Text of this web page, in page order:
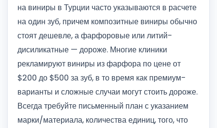
на виниры в Турции часто указываются в расчете
на один зуб, причем композитные виниры обычно
стоят дешевле, а фарфоровые или литий-
дисиликатные — дороже. Многие клиники
рекламируют виниры из фарфора по цене от
$200 до $500 за зуб, в то время как премиум-
варианты и сложные случаи могут стоить дороже.
Всегда требуйте письменный план с указанием
марки/материала, количества единиц, того, что